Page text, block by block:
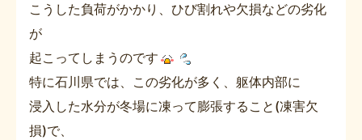
こうした負荷がかかり、ひび割れや欠損などの劣化
が
起こってしまうのです
特に石川県では、この劣化が多く、躯体内部に
浸入した水分が冬場に凍って膨張すること(凍害欠
損)で、